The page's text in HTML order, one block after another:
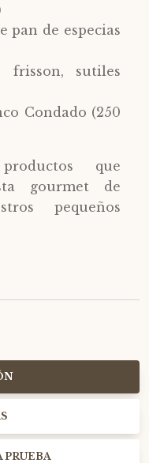
pan de especias
frisson, sutiles
Condado (250
que
gourmet de
pequeños
PRUEBA